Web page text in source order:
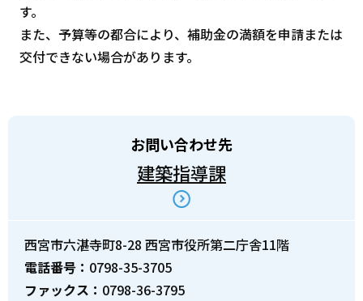
す。
また、予算等の都合により、補助金の満額を申請または
交付できない場合があります。
お問い合わせ先
建築指導課
西宮市六湛寺町8-28 西宮市役所第二庁舎11階
電話番号： 0798-35-3705
ファックス： 0798-36-3795